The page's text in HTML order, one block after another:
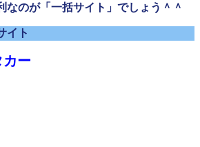
なのが「一括サイト」でしょう＾＾
イト
ー